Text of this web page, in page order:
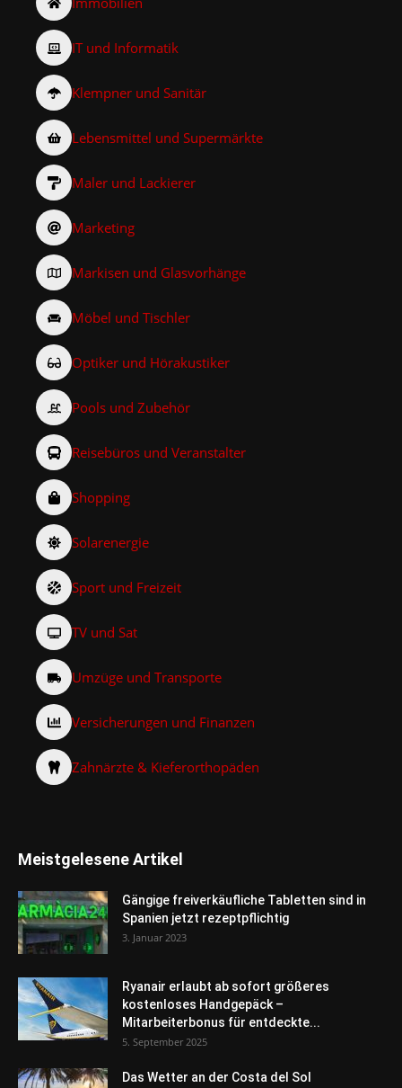
IT und Informatik
Klempner und Sanitär
Lebensmittel und Supermärkte
Maler und Lackierer
Marketing
Markisen und Glasvorhänge
Möbel und Tischler
Optiker und Hörakustiker
Pools und Zubehör
Reisebüros und Veranstalter
Shopping
Solarenergie
Sport und Freizeit
TV und Sat
Umzüge und Transporte
Versicherungen und Finanzen
Zahnärzte & Kieferorthopäden
Meistgelesene Artikel
Gängige freiverkäufliche Tabletten sind in
Spanien jetzt rezeptpflichtig
3. Januar 2023
Ryanair erlaubt ab sofort größeres
kostenloses Handgepäck –
Mitarbeiterbonus für entdeckte...
5. September 2025
Das Wetter an der Costa del Sol